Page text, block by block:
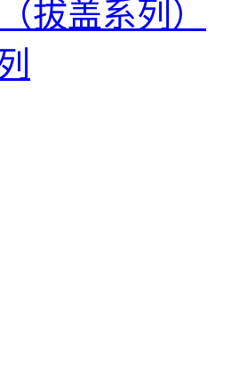
拔盖系列）